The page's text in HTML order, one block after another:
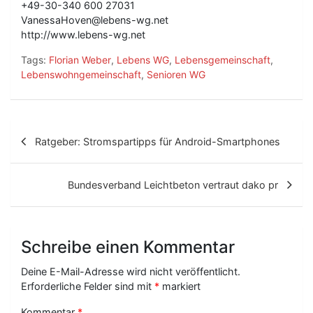
+49-30-340 600 27031
VanessaHoven@lebens-wg.net
http://www.lebens-wg.net
Tags: Florian Weber, Lebens WG, Lebensgemeinschaft,
Lebenswohngemeinschaft, Senioren WG
t
a
g
Ratgeber: Stromspartipps für Android-Smartphones
Bundesverband Leichtbeton vertraut dako pr
Schreibe einen Kommentar
Deine E-Mail-Adresse wird nicht veröffentlicht.
Erforderliche Felder sind mit * markiert